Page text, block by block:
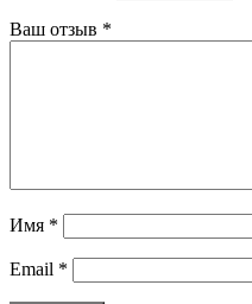
Ваш отзыв *
Имя *
Email *